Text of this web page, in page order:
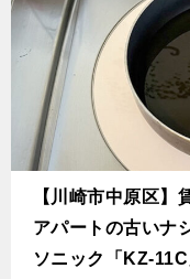
【川崎市中原区】
アパートの古いナ
ソニック「KZ-